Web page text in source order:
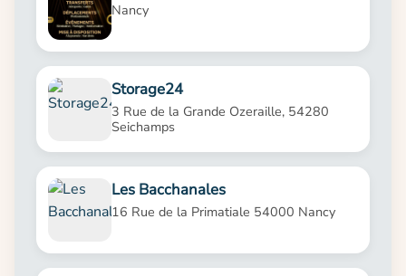
Nancy
Storage24
3 Rue de la Grande Ozeraille, 54280
Seichamps
Les Bacchanales
16 Rue de la Primatiale 54000 Nancy